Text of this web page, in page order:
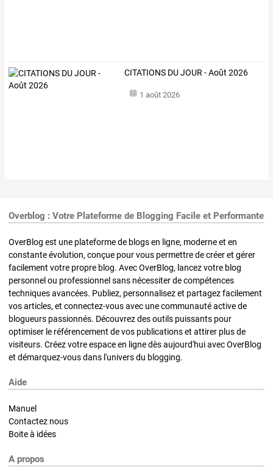
CITATIONS DU JOUR - Août 2026
1 août 2026
Overblog : Votre Plateforme de Blogging Facile et Performante
OverBlog est une plateforme de blogs en ligne, moderne et en
constante évolution, conçue pour vous permettre de créer et gérer
facilement votre propre blog. Avec OverBlog, lancez votre blog
personnel ou professionnel sans nécessiter de compétences
techniques avancées. Publiez, personnalisez et partagez facilement
vos articles, et connectez-vous avec une communauté active de
blogueurs passionnés. Découvrez des outils puissants pour
optimiser le référencement de vos publications et attirer plus de
visiteurs. Créez votre espace en ligne dès aujourd'hui avec OverBlog
et démarquez-vous dans l'univers du blogging.
Aide
Manuel
Contactez nous
Boite à idées
A propos